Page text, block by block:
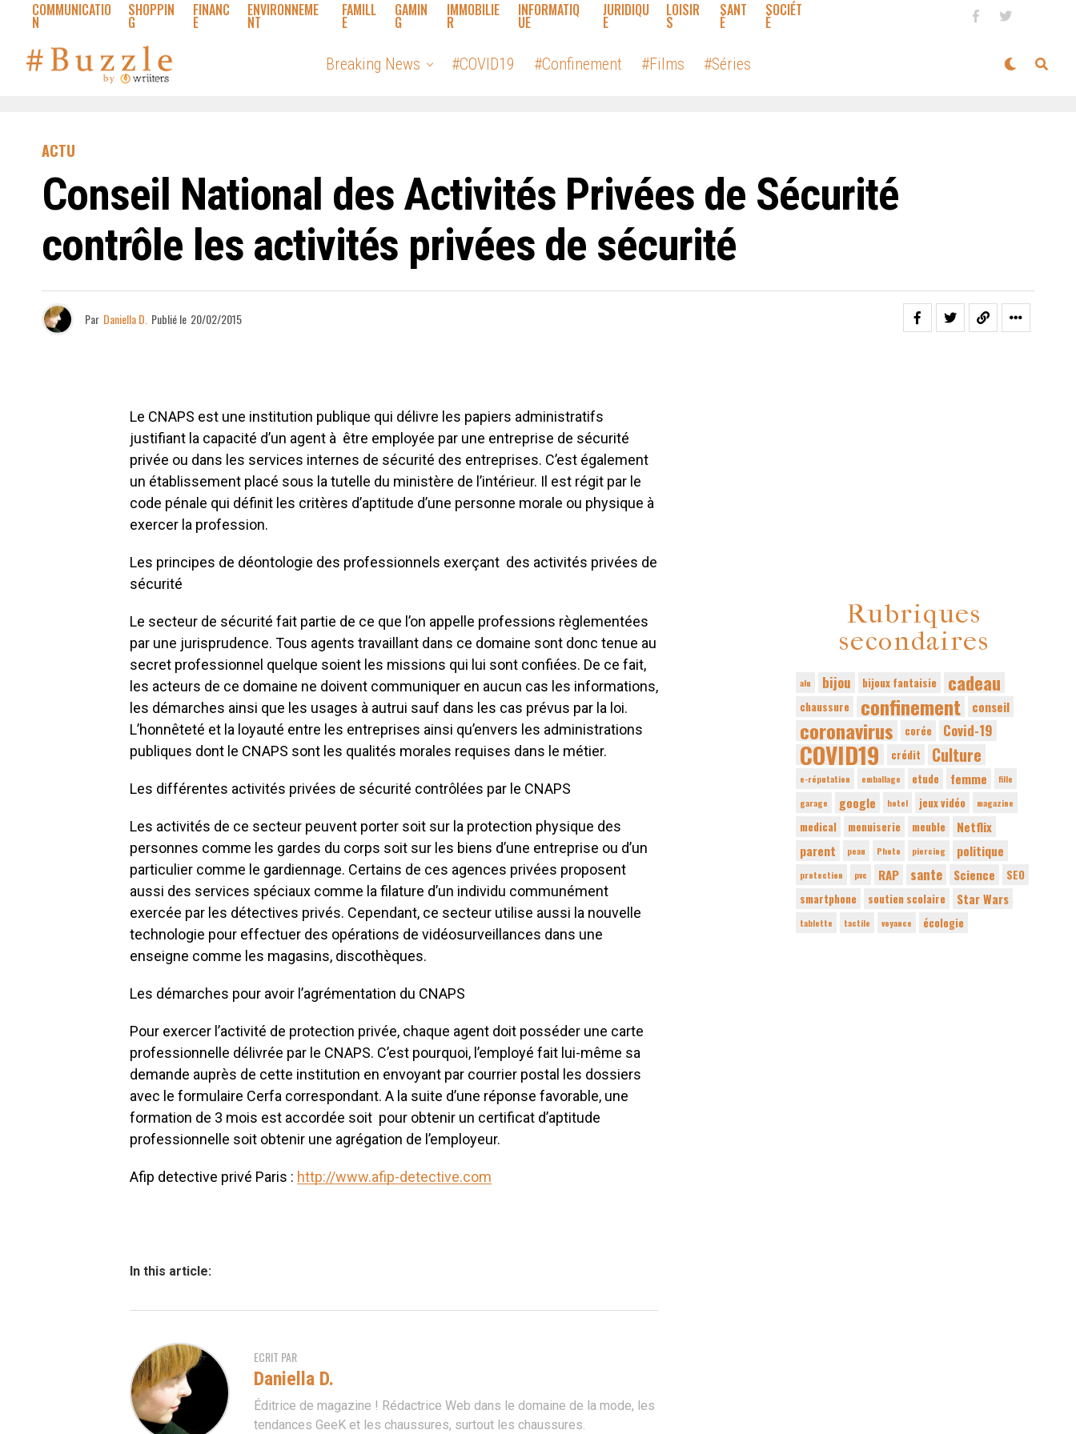
COMMUNICATIO
N
SHOPPIN
G
FINANC
E
ENVIRONNEME
NT
FAMILL
E
GAMIN
G
IMMOBILIE
R
INFORMATIQ
UE
JURIDIQU
E
LOISIR
S
SANT
É
SOCIÉT
É
Breaking News #COVID19 #Confinement #Films #Séries
ACTU
Conseil National des Activités Privées de Sécurité
contrôle les activités privées de sécurité
Par Daniella D. Publié le 20/02/2015
Le CNAPS est une institution publique qui délivre les papiers administratifs
justifiant la capacité d’un agent à être employée par une entreprise de sécurité
privée ou dans les services internes de sécurité des entreprises. C’est également
un établissement placé sous la tutelle du ministère de l’intérieur. Il est régit par le
code pénale qui définit les critères d’aptitude d’une personne morale ou physique à
exercer la profession.
Les principes de déontologie des professionnels exerçant des activités privées de
sécurité
Le secteur de sécurité fait partie de ce que l’on appelle professions règlementées
par une jurisprudence. Tous agents travaillant dans ce domaine sont donc tenue au
secret professionnel quelque soient les missions qui lui sont confiées. De ce fait,
les acteurs de ce domaine ne doivent communiquer en aucun cas les informations,
les démarches ainsi que les usages à autrui sauf dans les cas prévus par la loi.
L’honnêteté et la loyauté entre les entreprises ainsi qu’envers les administrations
publiques dont le CNAPS sont les qualités morales requises dans le métier.
Les différentes activités privées de sécurité contrôlées par le CNAPS
Les activités de ce secteur peuvent porter soit sur la protection physique des
personnes comme les gardes du corps soit sur les biens d’une entreprise ou d’un
particulier comme le gardiennage. Certains de ces agences privées proposent
aussi des services spéciaux comme la filature d’un individu communément
exercée par les détectives privés. Cependant, ce secteur utilise aussi la nouvelle
technologie pour effectuer des opérations de vidéosurveillances dans une
enseigne comme les magasins, discothèques.
Les démarches pour avoir l’agrémentation du CNAPS
Pour exercer l’activité de protection privée, chaque agent doit posséder une carte
professionnelle délivrée par le CNAPS. C’est pourquoi, l’employé fait lui-même sa
demande auprès de cette institution en envoyant par courrier postal les dossiers
avec le formulaire Cerfa correspondant. A la suite d’une réponse favorable, une
formation de 3 mois est accordée soit pour obtenir un certificat d’aptitude
professionnelle soit obtenir une agrégation de l’employeur.
Afip detective privé Paris : http://www.afip-detective.com
In this article:
ECRIT PAR
Daniella D.
Éditrice de magazine ! Rédactrice Web dans le domaine de la mode, les
tendances GeeK et les chaussures, surtout les chaussures.
Rubriques
secondaires
alu bijou bijoux fantaisie cadeau
chaussure confinement conseil
coronavirus corée Covid-19
COVID19 crédit Culture
e-réputation emballage etude femme
fille
garage
google hotel jeux vidéo magazine
medical menuiserie meuble
Netflix
parent
peau Photo piercing politique
protection pvc RAP sante Science
SEO
smartphone
soutien scolaire Star Wars
tablette tactile voyance écologie